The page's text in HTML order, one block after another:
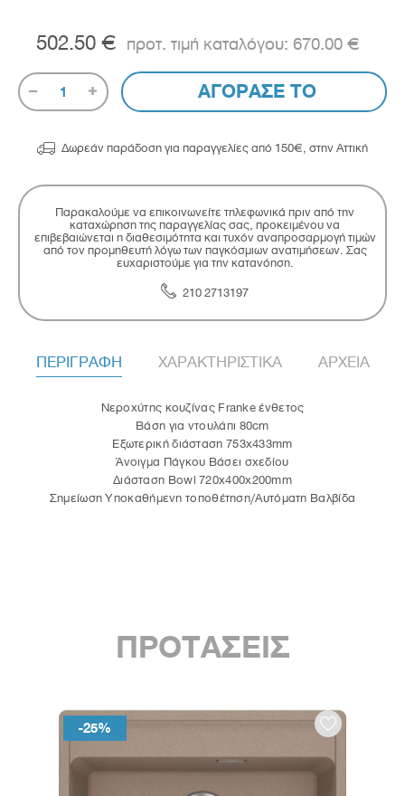
502.50 € 670.00 €
1 ΑΓΟΡΑΣΕ ΤΟ
 Δωρεάν παράδοση για παραγγελίες από 150€, στην Αττική
Παρακαλούμε να επικοινωνείτε τηλεφωνικά πριν από την
καταχώρηση της παραγγελίας σας, προκειμένου να
επιβεβαιώνεται η διαθεσιμότητα και τυχόν αναπροσαρμογή τιμών
από τον προμηθευτή λόγω των παγκόσμιων ανατιμήσεων. Σας
ευχαριστούμε για την κατανόηση.
210 2713197
ΠΕΡΙΓΡΑΦΗ ΧΑΡΑΚΤΗΡΙΣΤΙΚΑ ΑΡΧΕΙΑ
Νεροχύτης κουζίνας Franke ένθετος
Βάση για ντουλάπι 80cm
Εξωτερική διάσταση 753x433mm
Άνοιγμα Πάγκου Βάσει σχεδίου
∆ιάσταση Bowl 720x400x200mm
Σημείωση Υποκαθήμενη τοποθέτηση/Αυτόματη Βαλβίδα
ΠΡΟΤΑΣΕΙΣ
-25%